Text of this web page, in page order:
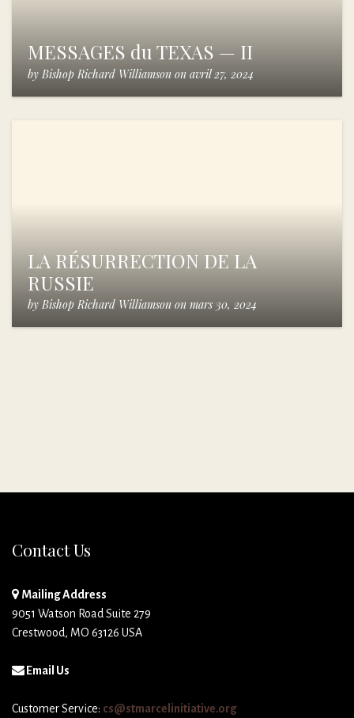
MESSAGES du TEXAS — II
by Bishop Richard Williamson on avril 27, 2024
LA RÉSURRECTION DE LA
RUSSIE
by Bishop Richard Williamson on mars 30, 2024
Contact Us
Mailing Address
9051 Watson Road Suite 279
Crestwood, MO 63126 USA
Email Us
Customer Service: cs@stmarcelinitiative.org